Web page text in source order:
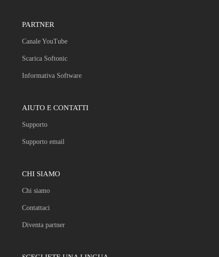
PARTNER
Canale YouTube
Scarica Softonic
Informativa Software
AIUTO E CONTATTI
Supporto
Supporto email
CHI SIAMO
Chi siamo
Contattaci
Diventa partner